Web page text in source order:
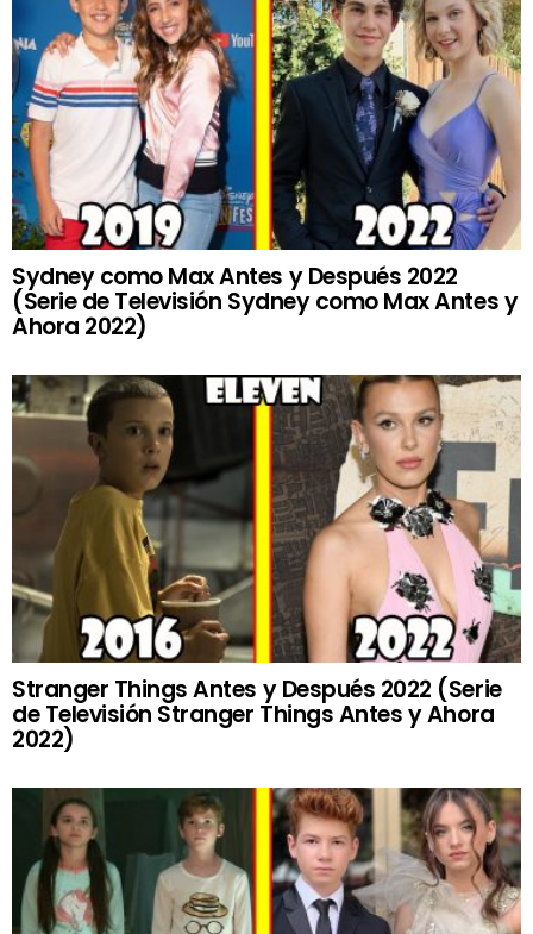
Sydney como Max Antes y Después 2022
(Serie de Televisión Sydney como Max Antes y
Ahora 2022)
Stranger Things Antes y Después 2022 (Serie
de Televisión Stranger Things Antes y Ahora
2022)